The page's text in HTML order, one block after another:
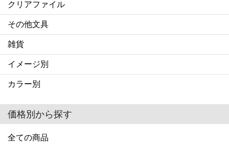
クリアファイル
その他文具
雑貨
イメージ別
カラー別
価格別から探す
全ての商品